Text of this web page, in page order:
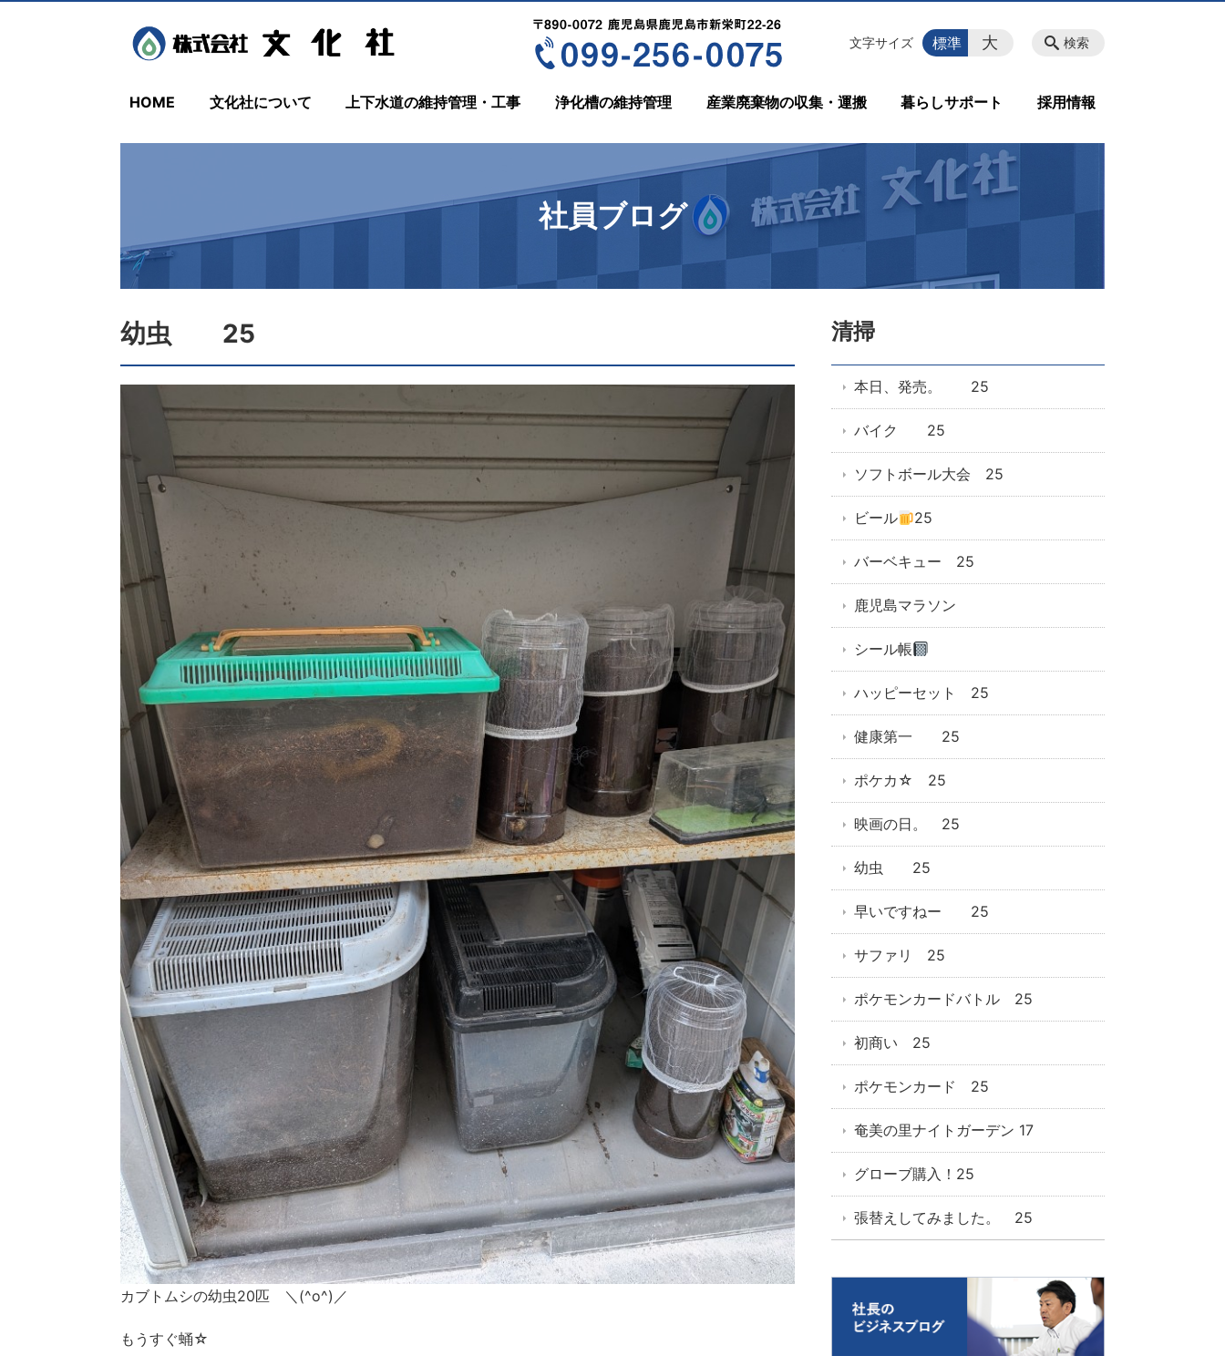
HOME 文化社について 上下水道の維持管理・工事 浄化槽の維持管理 産業廃棄物の収集・運搬 暮らしサポート 採用情報
検索
文字サイズ 標準 大
社員ブログ
幼虫 25
カブトムシの幼虫20匹 ＼(^o^)／
もうすぐ蛹☆
清掃
本日、発売。 25
バイク 25
ソフトボール大会 25
ビール 25
バーベキュー 25
鹿児島マラソン
シール帳
ハッピーセット 25
健康第一 25
ポケカ☆ 25
映画の日。 25
幼虫 25
早いですねー 25
サファリ 25
ポケモンカードバトル 25
初商い 25
ポケモンカード 25
奄美の里ナイトガーデン 17
グローブ購入！25
張替えしてみました。 25